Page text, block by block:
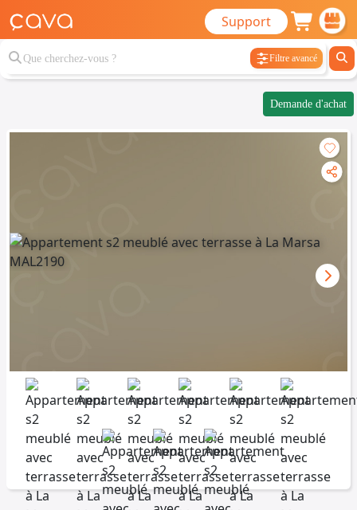
Support
Filtre avancé
Demande d'achat